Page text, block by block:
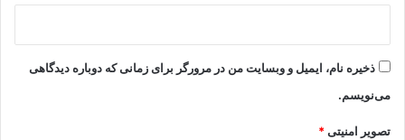
ذخیره نام، ایمیل و وبسایت من در مرورگر برای زمانی که دوباره دیدگاهی
می‌نویسم.
تصویر امنیتی*